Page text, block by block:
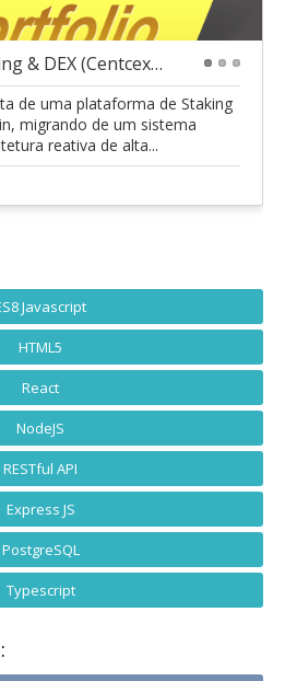
Plataforma de Staking & DEX (Centcex) - Binance Sm
de uma plataforma de Staking
migrando de um sistema
reativa de alta...
Javascript
HTML5
React
NodeJS
RESTful API
Express JS
PostgreSQL
Typescript